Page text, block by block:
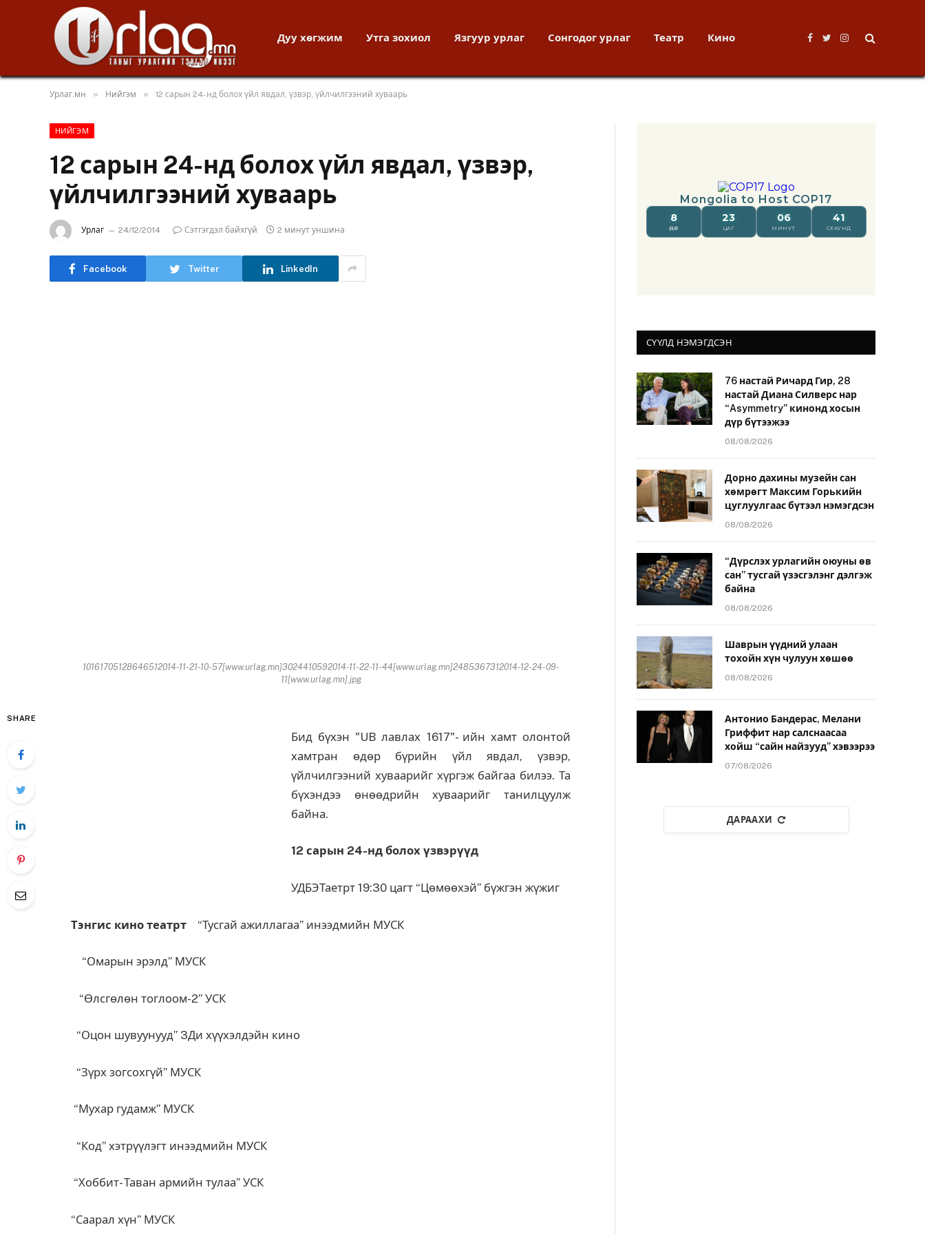
Дуу хөгжим Утга зохиол Язгуур урлаг Сонгодог урлаг Театр Кино
Facebook
TwitterInstagram
Урлаг.мн » Нийгэм » 12 сарын 24-нд болох үйл явдал, үзвэр, үйлчилгээний хуваарь
НИЙГЭМ
12 сарын 24-нд болох үйл явдал, үзвэр,
үйлчилгээний хуваарь
Урлаг 24/12/2014 Сэтгэгдэл байхгүй 2 минут уншина
Facebook Twitter LinkedIn
10161705128646512014-11-21-10-57[www.urlag.mn]3024410592014-11-22-11-44[www.urlag.mn]2485367312014-12-24-09-
11[www.urlag.mn].jpg
SHARE
Бид бүхэн "UB лавлах 1617"- ийн хамт олонтой
хамтран өдөр бүрийн үйл явдал, үзвэр,
үйлчилгээний хуваарийг хүргэж байгаа билээ. Та
бүхэндээ өнөөдрийн хуваарийг танилцуулж
байна.
12 сарын 24-нд болох үзвэрүүд
УДБЭТаетрт 19:30 цагт “Цөмөөхэй” бүжгэн жүжиг
Тэнгис кино театрт “Тусгай ажиллагаа” инээдмийн МУСК
“Омарын эрэлд” МУСК
“Өлсгөлөн тоглоом-2” УСК
“Оцон шувуунууд” 3Ди хүүхэлдэйн кино
“Зүрх зогсохгүй” МУСК
“Мухар гудамж” МУСК
“Код” хэтрүүлэгт инээдмийн МУСК
“Хоббит- Таван армийн тулаа” УСК
“Саарал хүн” МУСК
СҮҮЛД НЭМЭГДСЭН
76 настай Ричард Гир, 28
настай Диана Силверс нар
“Asymmetry” кинонд хосын
дүр бүтээжээ
08/08/2026
Дорно дахины музейн сан
хөмрөгт Максим Горькийн
цуглуулгаас бүтээл нэмэгдсэн
08/08/2026
“Дүрслэх урлагийн оюуны өв
сан” тусгай үзэсгэлэнг дэлгэж
байна
08/08/2026
Шаврын үүдний улаан
тохойн хүн чулуун хөшөө
08/08/2026
Антонио Бандерас, Мелани
Гриффит нар салснаасаа
хойш “сайн найзууд” хэвээрээ
07/08/2026
ДАРААХИ